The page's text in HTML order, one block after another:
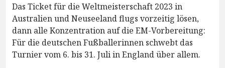
Das Ticket für die Weltmeisterschaft 2023 in
Australien und Neuseeland flugs vorzeitig lösen,
dann alle Konzentration auf die EM-Vorbereitung:
Für die deutschen Fußballerinnen schwebt das
Turnier vom 6. bis 31. Juli in England über allem.